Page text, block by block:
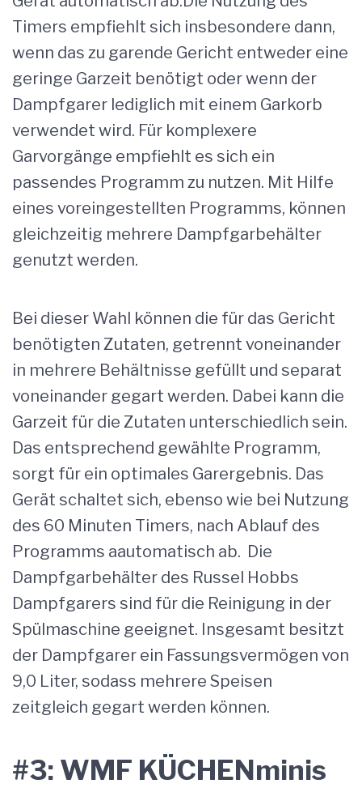
Timers empfiehlt sich insbesondere dann,
wenn das zu garende Gericht entweder eine
geringe Garzeit benötigt oder wenn der
Dampfgarer lediglich mit einem Garkorb
verwendet wird. Für komplexere
Garvorgänge empfiehlt es sich ein
passendes Programm zu nutzen. Mit Hilfe
eines voreingestellten Programms, können
gleichzeitig mehrere Dampfgarbehälter
genutzt werden.
Bei dieser Wahl können die für das Gericht
benötigten Zutaten, getrennt voneinander
in mehrere Behältnisse gefüllt und separat
voneinander gegart werden. Dabei kann die
Garzeit für die Zutaten unterschiedlich sein.
Das entsprechend gewählte Programm,
sorgt für ein optimales Garergebnis. Das
Gerät schaltet sich, ebenso wie bei Nutzung
des 60 Minuten Timers, nach Ablauf des
Programms aautomatisch ab. Die
Dampfgarbehälter des Russel Hobbs
Dampfgarers sind für die Reinigung in der
Spülmaschine geeignet. Insgesamt besitzt
der Dampfgarer ein Fassungsvermögen von
9,0 Liter, sodass mehrere Speisen
zeitgleich gegart werden können.
#3: WMF KÜCHENminis